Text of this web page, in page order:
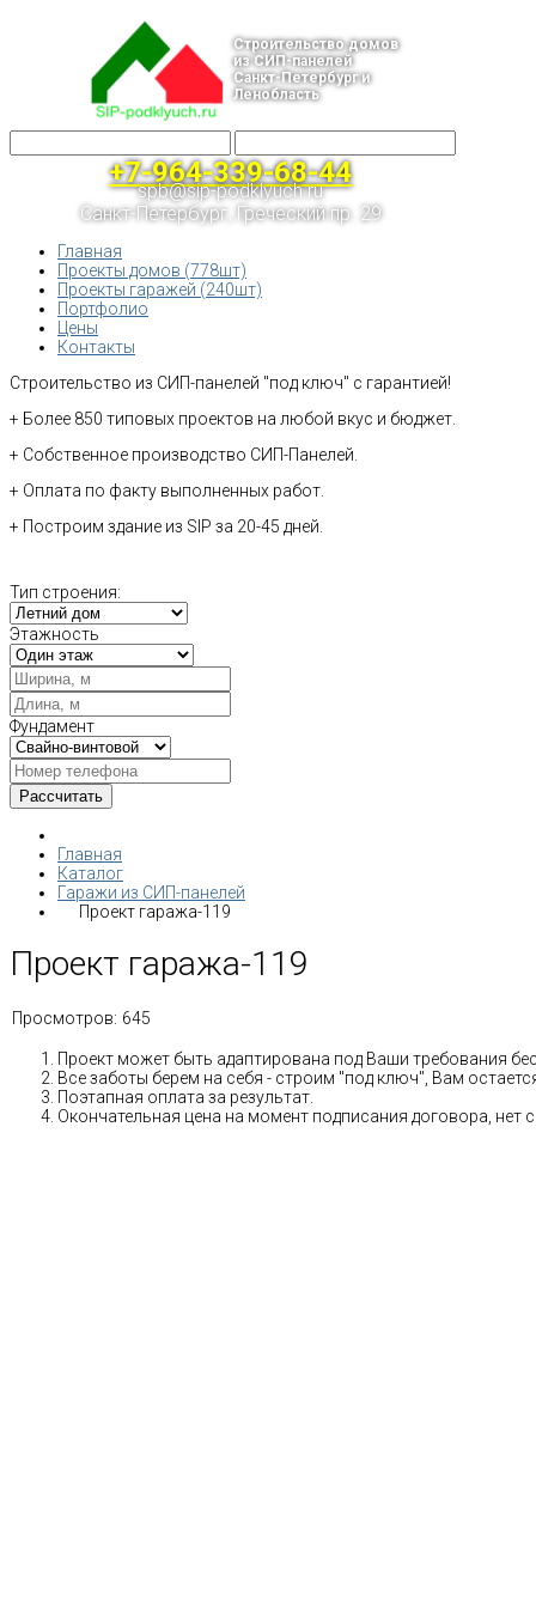
Строительство домов
из СИП-панелей
Санкт-Петербург и
Ленобласть
+7-964-339-68-44
spb@sip-podklyuch.ru
Санкт-Петербург, Греческий пр. 29
Главная
Проекты домов (778шт)
Проекты гаражей (240шт)
Портфолио
Цены
Контакты
Строительство из СИП-панелей "под ключ" с гарантией!
+ Более 850 типовых проектов на любой вкус и бюджет.
+ Собственное производство СИП-Панелей.
+ Оплата по факту выполненных работ.
+ Построим здание из SIP за 20-45 дней.
Тип строения:
Этажность
Фундамент
Главная
Каталог
Гаражи из СИП-панелей
Проект гаража-119
Проект гаража-119
Просмотров: 645
Проект может быть адаптирована под Ваши требования
Все заботы берем на себя - строим "под ключ", Вам
Поэтапная оплата за результат.
Окончательная цена на момент подписания договора, нет